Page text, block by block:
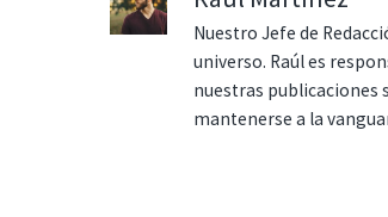
Nuestro Jefe de
universo. Raúl es
nuestras publicaciones
mantenerse a la